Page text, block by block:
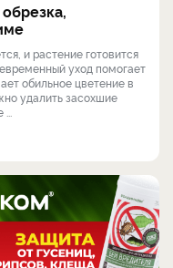
и растение готовится
уход помогает
обильное цветение в
удалить засохшие